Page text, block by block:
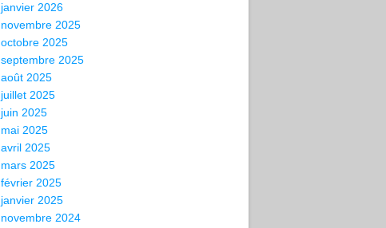
janvier 2026
novembre 2025
octobre 2025
septembre 2025
août 2025
juillet 2025
juin 2025
mai 2025
avril 2025
mars 2025
février 2025
janvier 2025
novembre 2024